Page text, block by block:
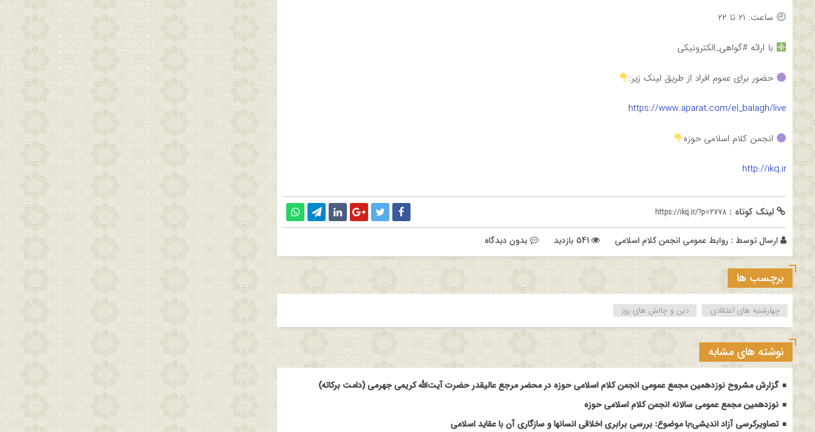
ساعت: ۲۱ تا ۲۲
با ارائه #گواهی_الکترونیکی
حضور برای عموم افراد از طریق لینک زیر:
https://www.aparat.com/el_balagh/live
انجمن کلام اسلامی حوزه
http://ikq.ir
لینک کوتاه : https://ikq.ir/?p=2778
ارسال توسط : روابط عمومی انجمن کلام اسلامی بدون دیدگاه
برچسب ها
چهارشنبه های اعتقادی دین و چالش های روز
نوشته های مشابه
گزارش مشروح نوزدهمین مجمع عمومی انجمن کلام اسلامی حوزه در محضر مرجع عالیقدر حضرت آیت‌الله کریمی جهرمی (دامت برکاته)
نوزدهمین مجمع عمومی سالانه انجمن کلام اسلامی حوزه
تصاویرکرسی آزاد اندیشی؛با موضوع: بررسی برابری اخلاقی انسانها و سازگاری آن با عقاید اسلامی